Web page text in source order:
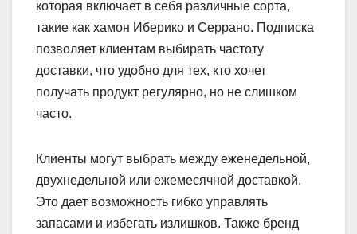
которая включает в себя различные сорта,
такие как хамон Иберико и Серрано. Подписка
позволяет клиентам выбирать частоту
доставки, что удобно для тех, кто хочет
получать продукт регулярно, но не слишком
часто.
Клиенты могут выбрать между еженедельной,
двухнедельной или ежемесячной доставкой.
Это дает возможность гибко управлять
запасами и избегать излишков. Также бренд